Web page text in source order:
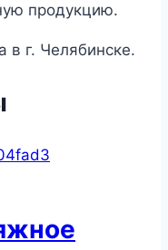
продукцию.
в г. Челябинске.